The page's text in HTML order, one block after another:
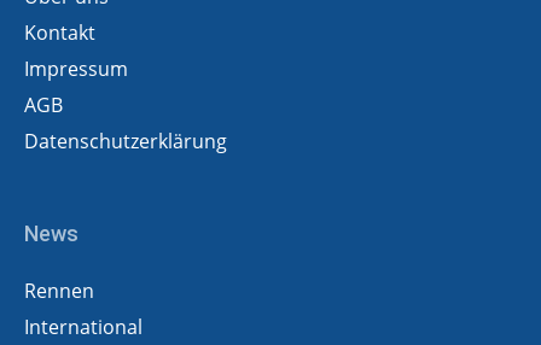
Kontakt
Impressum
AGB
Datenschutzerklärung
News
Rennen
International